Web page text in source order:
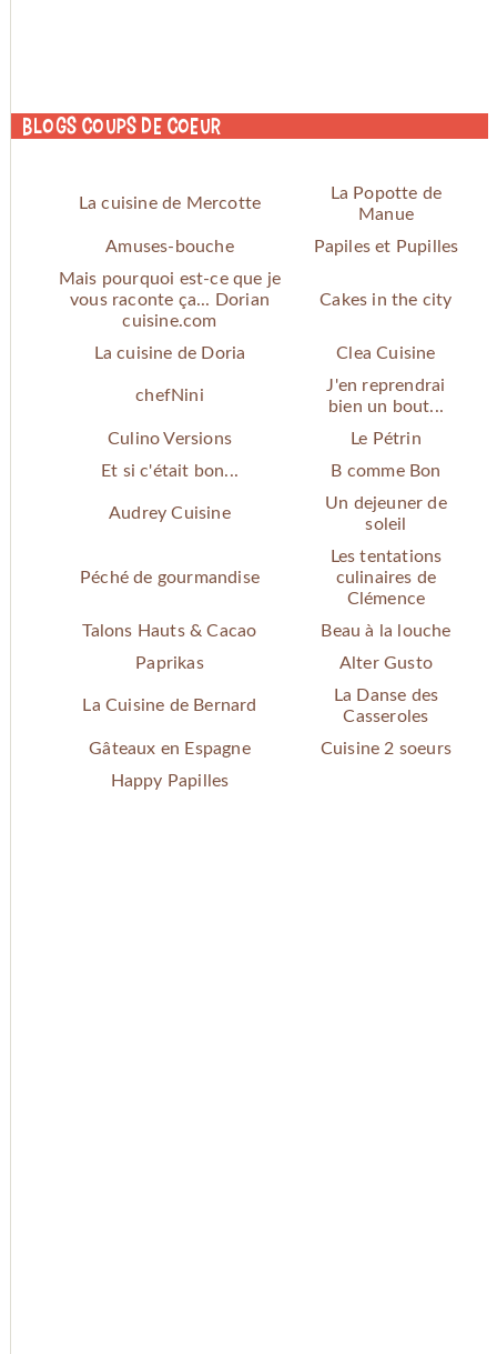
Blogs coups de coeur
La cuisine de Mercotte
La Popotte de
Manue
Amuses-bouche
Papiles et Pupilles
Mais pourquoi est-ce que je
vous raconte ça... Dorian
cuisine.com
Cakes in the city
La cuisine de Doria Clea Cuisine
chefNini
J'en reprendrai
bien un bout...
Culino Versions
Le Pétrin
Et si c'était bon...
B comme Bon
Audrey Cuisine
Un dejeuner de
soleil
Péché de gourmandise
Les tentations
culinaires de
Clémence
Talons Hauts & Cacao
Beau à la louche
Paprikas
Alter Gusto
La Cuisine de Bernard
La Danse des
Casseroles
Gâteaux en Espagne
Cuisine 2 soeurs
Happy Papilles